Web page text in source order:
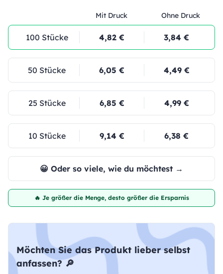
Mit Druck Ohne Druck
100 Stücke 4,82 € 3,84 €
50 Stücke 6,05 € 4,49 €
25 Stücke 6,85 € 4,99 €
10 Stücke 9,14 € 6,38 €
😀 Oder so viele, wie du möchtest →
🔥 Je größer die Menge, desto größer die Ersparnis
Möchten Sie das Produkt lieber selbst
anfassen? 🔎